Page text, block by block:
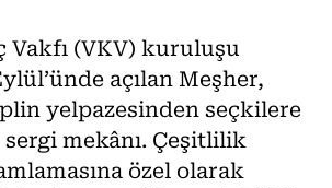
Vakfı (VKV) kuruluşu
açılan Meşher,
yelpazesinden seçkilere
mekânı. Çeşitlilik
özel olarak